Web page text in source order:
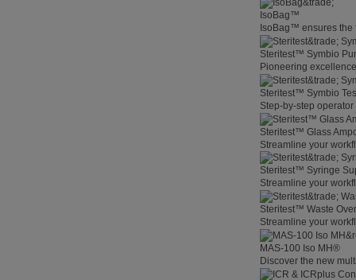
IsoBag™
IsoBag™ ensures the
Steritest™ Symbio
Pioneering
Steritest™ Symbio
Step-by-step
Steritest™ Glass
Streamline your
Steritest™ Syringe
Streamline your
Steritest™ Waste
Streamline your
MAS-100 Iso MH®
Discover the new